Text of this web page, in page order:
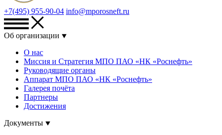
+7(495) 955-90-04 info@mporosneft.ru
Об организации
О нас
Миссия и Стратегия МПО ПАО «НК «Роснефть»
Руководящие органы
Аппарат МПО ПАО «НК «Роснефть»
Галерея почёта
Партнеры
Достижения
Документы